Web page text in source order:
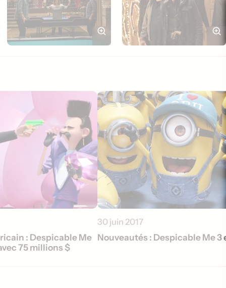
: Despicable Me
75 millions $
30 juin 2017
Nouveautés : Despicable Me 3